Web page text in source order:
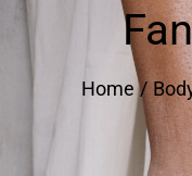
Home